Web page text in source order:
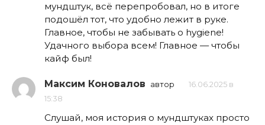
мундштук, всё перепробовал, но в итоге
подошёл тот, что удобно лежит в руке.
Главное, чтобы не забывать о hygiene!
Удачного выбора всем! Главное — чтобы
кайф был!
Максим Коновалов автор
16.06.2025 в
15:38
Слушай, моя история о мундштуках просто